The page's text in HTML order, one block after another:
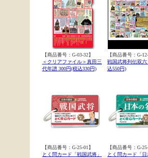
【商品番号：G-03-32】
＜クリアファイル＞真田三
代年譜 300円(税込330円)
【商品番号：G-
戦国武将列伝双六
込550円)
【商品番号：G-25-01】
とく問カード「戦国武将」
【商品番号：G-
とく問カード「